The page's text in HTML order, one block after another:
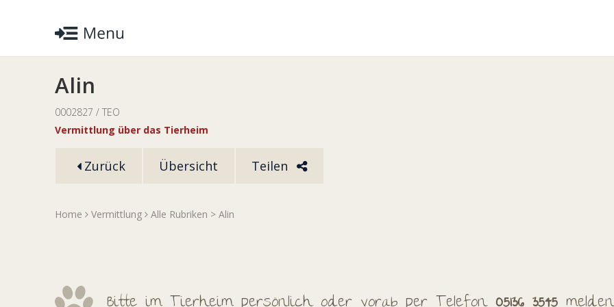
Alin
0002827 / TEO
Vermittlung über das Tierheim
Zurück Übersicht Teilen
Home Vermittlung Alle Rubriken > Alin